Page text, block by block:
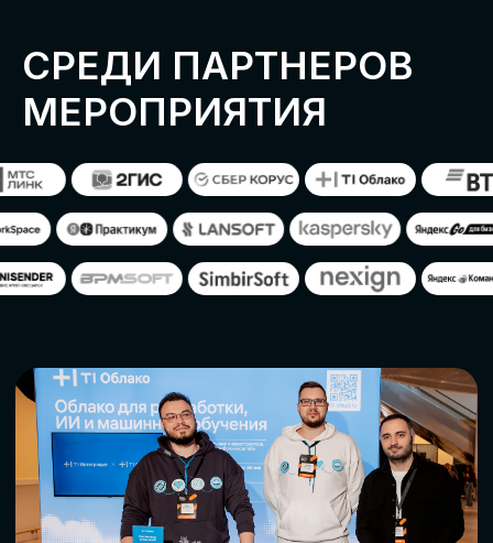
ОСТАВИТЬ
ЗАЯВКУ
СТАТЬ ПАРТНЕРОМ
СКАЧАТЬ ПРОГРАММУ
СТАТЬ СПИКЕРОМ
Оставьте заявку, наши менеджеры